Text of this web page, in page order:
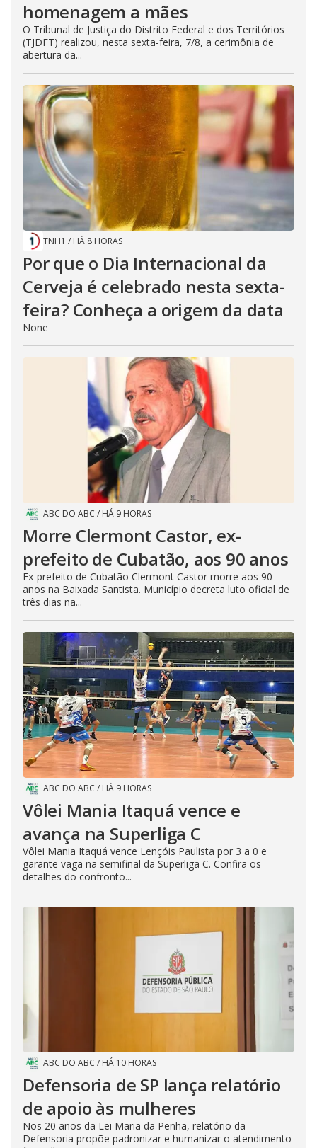
homenagem a mães
O Tribunal de Justiça do Distrito Federal e dos Territórios
(TJDFT) realizou, nesta sexta-feira, 7/8, a cerimônia de
abertura da...
TNH1 / HÁ 8 HORAS
Por que o Dia Internacional da
Cerveja é celebrado nesta sexta-
feira? Conheça a origem da data
None
ABC DO ABC / HÁ 9 HORAS
Morre Clermont Castor, ex-
prefeito de Cubatão, aos 90 anos
Ex-prefeito de Cubatão Clermont Castor morre aos 90
anos na Baixada Santista. Município decreta luto oficial de
três dias na...
ABC DO ABC / HÁ 9 HORAS
Vôlei Mania Itaquá vence e
avança na Superliga C
Vôlei Mania Itaquá vence Lençóis Paulista por 3 a 0 e
garante vaga na semifinal da Superliga C. Confira os
detalhes do confronto...
ABC DO ABC / HÁ 10 HORAS
Defensoria de SP lança relatório
de apoio às mulheres
Nos 20 anos da Lei Maria da Penha, relatório da
Defensoria propõe padronizar e humanizar o atendimento